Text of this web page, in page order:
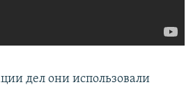
дел они использовали